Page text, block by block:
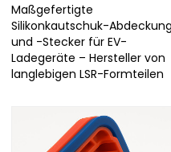
Maßgefertigte
Silikonkautschuk-Abdeckung
und -Stecker für EV-
Ladegeräte – Hersteller von
langlebigen LSR-Formteilen